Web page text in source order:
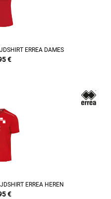
ERREA DAMES
€
ERREA HEREN
€